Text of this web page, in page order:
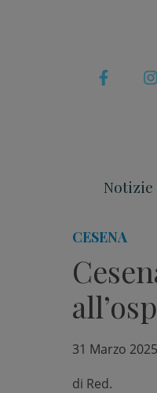
Notizie
CESENA
31 Marzo
di Red.